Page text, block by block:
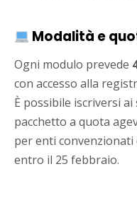
Modalità e
Ogni modulo prevede
con accesso alla
È possibile iscriversi
pacchetto a quota
per enti
entro il 25 febbraio.